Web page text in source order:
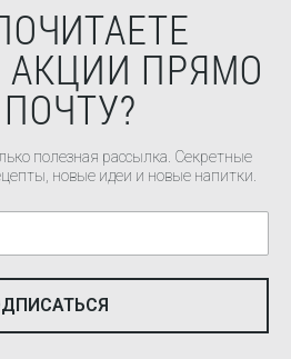
АКЦИИ ПРЯМО
полезная рассылка. Секретные
новые идеи и новые напитки.